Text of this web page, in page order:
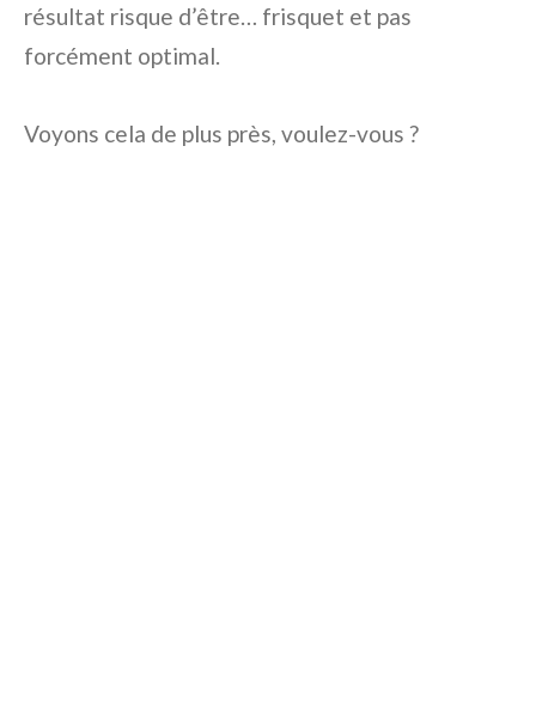
résultat risque d’être… frisquet et pas
forcément optimal.
Voyons cela de plus près, voulez-vous ?